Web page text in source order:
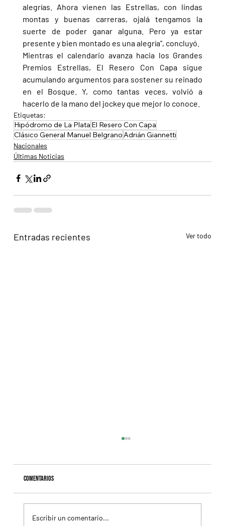
alegrías. Ahora vienen las Estrellas, con lindas
montas y buenas carreras, ojalá tengamos la
suerte de poder ganar alguna. Pero ya estar
presente y bien montado es una alegría", concluyó.
Mientras el calendario avanza hacia los Grandes
Premios Estrellas, El Resero Con Capa sigue
acumulando argumentos para sostener su reinado
en el Bosque. Y, como tantas veces, volvió a
hacerlo de la mano del jockey que mejor lo conoce.
Etiquetas:
Hipódromo de La Plata El Resero Con Capa
Clásico General Manuel BelgranoAdrián Giannetti
Nacionales
Últimas Noticias
Entradas recientes Ver todo
Comentarios
Escribir un comentario...